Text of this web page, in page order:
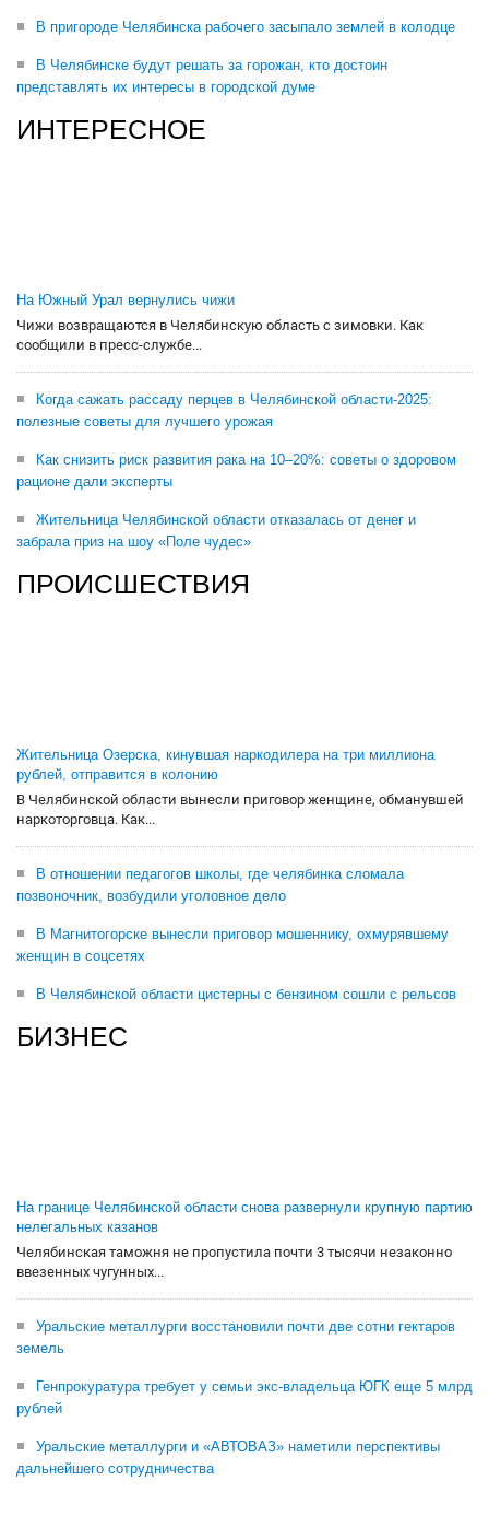
В пригороде Челябинска рабочего засыпало землей в колодце
В Челябинске будут решать за горожан, кто достоин
представлять их интересы в городской думе
ИНТЕРЕСНОЕ
На Южный Урал вернулись чижи
Чижи возвращаются в Челябинскую область с зимовки. Как
сообщили в пресс-службе...
Когда сажать рассаду перцев в Челябинской области-2025:
полезные советы для лучшего урожая
Как снизить риск развития рака на 10–20%: советы о здоровом
рационе дали эксперты
Жительница Челябинской области отказалась от денег и
забрала приз на шоу «Поле чудес»
ПРОИСШЕСТВИЯ
Жительница Озерска, кинувшая наркодилера на три миллиона
рублей, отправится в колонию
В Челябинской области вынесли приговор женщине, обманувшей
наркоторговца. Как...
В отношении педагогов школы, где челябинка сломала
позвоночник, возбудили уголовное дело
В Магнитогорске вынесли приговор мошеннику, охмурявшему
женщин в соцсетях
В Челябинской области цистерны с бензином сошли с рельсов
БИЗНЕС
На границе Челябинской области снова развернули крупную партию
нелегальных казанов
Челябинская таможня не пропустила почти 3 тысячи незаконно
ввезенных чугунных...
Уральские металлурги восстановили почти две сотни гектаров
земель
Генпрокуратура требует у семьи экс-владельца ЮГК еще 5 млрд
рублей
Уральские металлурги и «АВТОВАЗ» наметили перспективы
дальнейшего сотрудничества